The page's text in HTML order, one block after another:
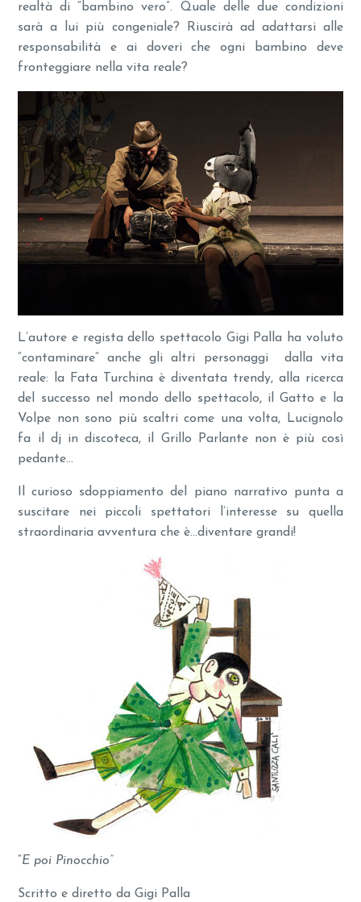
realtà di “bambino vero”. Quale delle due condizioni
sarà a lui più congeniale? Riuscirà ad adattarsi alle
responsabilità e ai doveri che ogni bambino deve
fronteggiare nella vita reale?
L’autore e regista dello spettacolo Gigi Palla ha voluto
“contaminare” anche gli altri personaggi dalla vita
reale: la Fata Turchina è diventata trendy, alla ricerca
del successo nel mondo dello spettacolo, il Gatto e la
Volpe non sono più scaltri come una volta, Lucignolo
fa il dj in discoteca, il Grillo Parlante non è più così
pedante…
Il curioso sdoppiamento del piano narrativo punta a
suscitare nei piccoli spettatori l’interesse su quella
straordinaria avventura che è…diventare grandi!
“E poi Pinocchio”
Scritto e diretto da Gigi Palla